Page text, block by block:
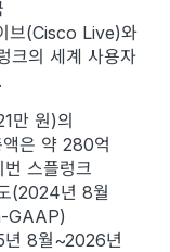
브(Cisco Live)와
크의 세계 사용자
만 원)의
은 약 280억
스플렁크
(2024년 8월
GAAP)
년 8월~2026년